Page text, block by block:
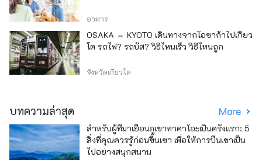
อาหาร
OSAKA ⇔ KYOTO เดินทางจากโอซาก้าไปเกียว
โต รถไฟ? รถบัส? วิธีไหนเร็ว วิธีไหนถูก
จังหวัดเกียวโต
บทความล่าสุด More
สำหรับผู้ที่มาเยือนภูเขาทาคาโอะเป็นครั้งแรก: 5
สิ่งที่คุณควรรู้ก่อนขึ้นเขา เพื่อให้การปีนเขาเป็น
ไปอย่างสนุกสนาน